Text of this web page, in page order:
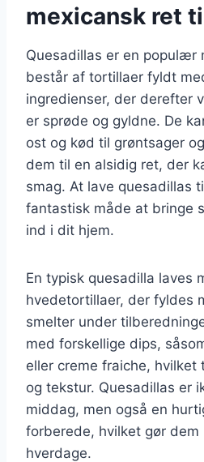
mexicansk ret
Quesadillas er en populær
består af tortillaer fyldt
ingredienser, der derefter
er sprøde og gyldne. De
ost og kød til grøntsager
dem til en alsidig ret, der
smag. At lave quesadillas
fantastisk måde at bringe
ind i dit hjem.
En typisk quesadilla laves
hvedetortillaer, der fyldes
smelter under
med forskellige dips,
eller creme fraiche, hvilket
og tekstur. Quesadillas er
middag, men også en
forberede, hvilket gør dem
hverdage.